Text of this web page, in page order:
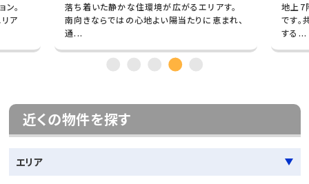
。
ア
落ち着いた静かな住環境が広がるエリアす。
南向きならではの心地よい陽当たりに恵まれ、
通...
地上7
です
する...
近くの物件を探す
エリア